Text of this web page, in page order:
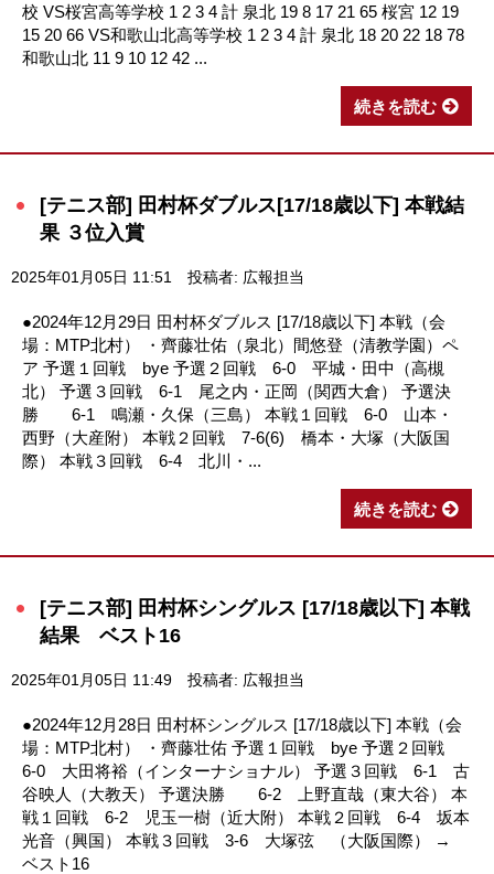
校 VS桜宮高等学校 1 2 3 4 計 泉北 19 8 17 21 65 桜宮 12 19
15 20 66 VS和歌山北高等学校 1 2 3 4 計 泉北 18 20 22 18 78
和歌山北 11 9 10 12 42 ...
続きを読む
[テニス部] 田村杯ダブルス[17/18歳以下] 本戦結
果 ３位入賞
2025年01月05日 11:51 投稿者: 広報担当
●2024年12月29日 田村杯ダブルス [17/18歳以下] 本戦（会
場：MTP北村） ・齊藤壮佑（泉北）間悠登（清教学園）ペ
ア 予選１回戦 bye 予選２回戦 6-0 平城・田中（高槻
北） 予選３回戦 6-1 尾之内・正岡（関西大倉） 予選決
勝 6-1 鳴瀬・久保（三島） 本戦１回戦 6-0 山本・
西野（大産附） 本戦２回戦 7-6(6) 橋本・大塚（大阪国
際） 本戦３回戦 6-4 北川・...
続きを読む
[テニス部] 田村杯シングルス [17/18歳以下] 本戦
結果 ベスト16
2025年01月05日 11:49 投稿者: 広報担当
●2024年12月28日 田村杯シングルス [17/18歳以下] 本戦（会
場：MTP北村） ・齊藤壮佑 予選１回戦 bye 予選２回戦
6-0 大田将裕（インターナショナル） 予選３回戦 6-1 古
谷映人（大教天） 予選決勝 6-2 上野直哉（東大谷） 本
戦１回戦 6-2 児玉一樹（近大附） 本戦２回戦 6-4 坂本
光音（興国） 本戦３回戦 3-6 大塚弦 （大阪国際） →
ベスト16